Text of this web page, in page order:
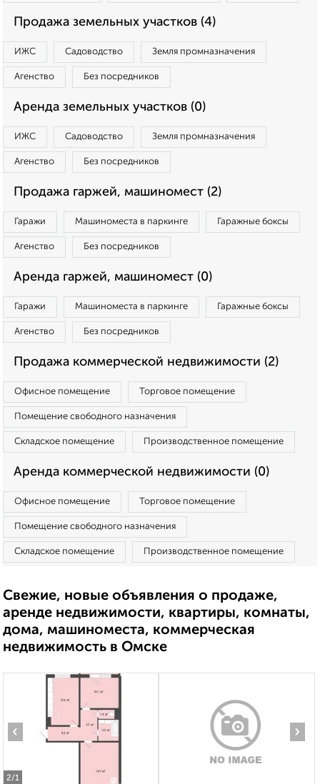
Продажа земельных участков (4)
ИЖС Садоводство Земля промназначения
Агенство Без посредников
Аренда земельных участков (0)
ИЖС Садоводство Земля промназначения
Агенство Без посредников
Продажа гаржей, машиномест (2)
Гаражи Машиноместа в паркинге Гаражные боксы
Агенство Без посредников
Аренда гаржей, машиномест (0)
Гаражи Машиноместа в паркинге Гаражные боксы
Агенство Без посредников
Продажа коммерческой недвижимости (2)
Офисное помещение Торговое помещение
Помещение свободного назначения
Складское помещение Производственное помещение
Аренда коммерческой недвижимости (0)
Офисное помещение Торговое помещение
Помещение свободного назначения
Складское помещение Производственное помещение
Свежие, новые объявления о продаже,
аренде недвижимости, квартиры, комнаты,
дома, машиноместа, коммерческая
недвижимость в Омске
2/1
‹ ›